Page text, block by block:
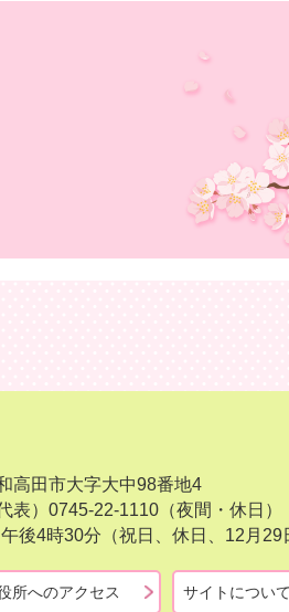
田市大字大中98番地4
表） 0745-22-1110（夜間・休日）
後4時30分（祝日、休日、12月29
所へのアクセス サイトについて